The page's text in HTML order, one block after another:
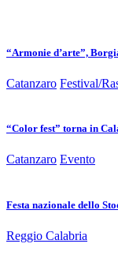
“Armonie d’arte”,
Catanzaro Festival/
“Color fest” torna in
Catanzaro Evento
Festa nazionale dello
Reggio Calabria